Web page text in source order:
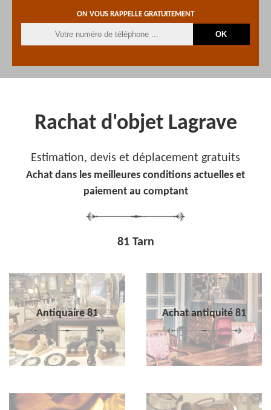
ON VOUS RAPPELLE GRATUITEMENT
Rachat d'objet Lagrave
Estimation, devis et déplacement gratuits
Achat dans les meilleures conditions actuelles et
paiement au comptant
81 Tarn
Antiquaire 81 Achat antiquité 81